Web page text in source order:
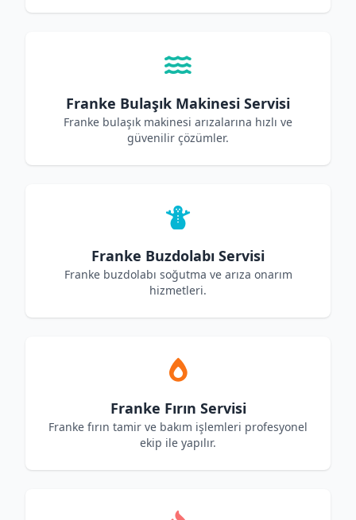
Franke Bulaşık Makinesi Servisi
Franke bulaşık makinesi arızalarına hızlı ve
güvenilir çözümler.
Franke Buzdolabı Servisi
Franke buzdolabı soğutma ve arıza onarım
hizmetleri.
Franke Fırın Servisi
Franke fırın tamir ve bakım işlemleri profesyonel
ekip ile yapılır.